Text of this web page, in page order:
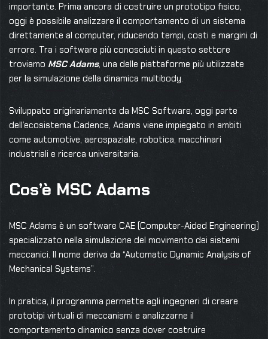
importante. Prima ancora di costruire un prototipo fisico,
oggi è possibile analizzare il comportamento di un sistema
direttamente al computer, riducendo tempi, costi e margini di
errore. Tra i software più conosciuti in questo settore
troviamo MSC Adams, una delle piattaforme più utilizzate
per la simulazione della dinamica multibody.
Sviluppato originariamente da MSC Software, oggi parte
dell’ecosistema Cadence, Adams viene impiegato in ambiti
come automotive, aerospaziale, robotica, macchinari
industriali e ricerca universitaria.
Cos’è MSC Adams
MSC Adams è un software CAE (Computer-Aided Engineering)
specializzato nella simulazione del movimento dei sistemi
meccanici. Il nome deriva da “Automatic Dynamic Analysis of
Mechanical Systems”.
In pratica, il programma permette agli ingegneri di creare
prototipi virtuali di meccanismi e analizzarne il
comportamento dinamico senza dover costruire